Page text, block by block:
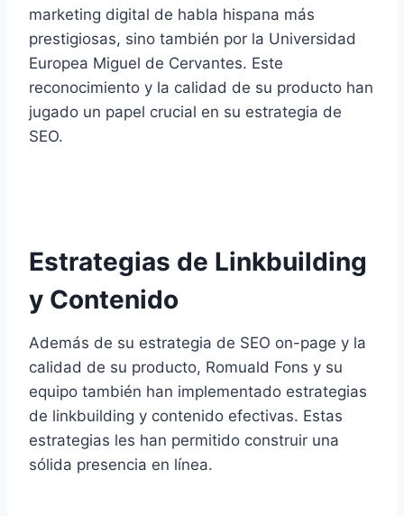
marketing digital de habla hispana más
prestigiosas, sino también por la Universidad
Europea Miguel de Cervantes. Este
reconocimiento y la calidad de su producto han
jugado un papel crucial en su estrategia de
SEO.
Estrategias de Linkbuilding
y Contenido
Además de su estrategia de SEO on-page y la
calidad de su producto, Romuald Fons y su
equipo también han implementado estrategias
de linkbuilding y contenido efectivas. Estas
estrategias les han permitido construir una
sólida presencia en línea.​